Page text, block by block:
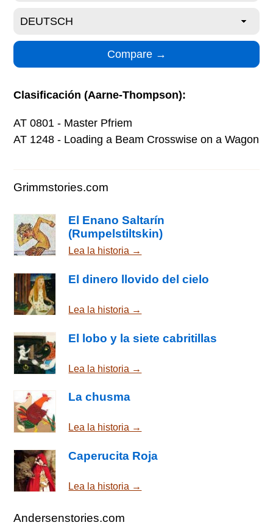
Clasificación (Aarne-Thompson):
AT 0801 - Master Pfriem
AT 1248 - Loading a Beam Crosswise on a Wagon
Grimmstories.com
El Enano Saltarín
(Rumpelstiltskin)
Lea la historia →
El dinero llovido del cielo
Lea la historia →
El lobo y la siete cabritillas
Lea la historia →
La chusma
Lea la historia →
Caperucita Roja
Lea la historia →
Andersenstories.com